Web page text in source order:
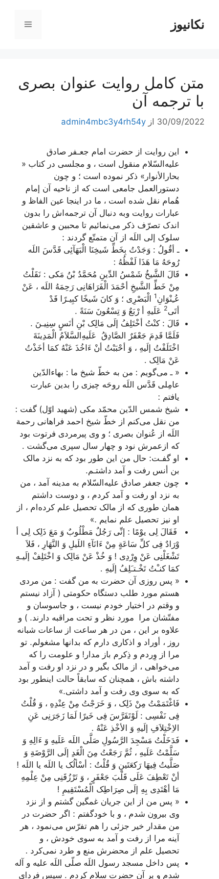
محتوانکانیوز فهرست
متن کامل روایت عنوان بصری
با ترجمه آن
30/09/2022 از admin4mbc3y4rh54y
این روایت از حضرت امام جعـفر صادق
علیه‌السّلام منقول است ، و مجلسی در کتاب «
بحارالأنوار» ذکر نموده است ؛ و چون
دستورالعمل جامعی است که از ناحیه‌ آن إمام
هُمام نقل شده است ، ما در اینجا عین الفاظ و
عبارات روایت وبه دنبال آن ترجمه‌اش را بدون
اندک تصرّف ذکر می‌نمائیم تا محبین و عاشقین
سلوک إلی اللَه از آن متمتّع گردند :
ـ أقُولُ : وَجَدْتُ بِخَطِّ شَیخِنَا الْبَهَآئِی قَدَّسَ اللَه
رُوحَهُ مَا هَذَا لَفْظُهُ :
قَالَ الشَّیخُ شَمْسُ الدِّینِ مُحَمَّدُ بْنُ مَکی : نَقَلْتُ
مِنْ خَطِّ الشَّیخِ أحْمَدَ الْفَرَاهَانِی رَحِمَهُ اللَه ، عَنْ
عُـِنْوَانِ1 الْبَصْرِی ؛ وَ کانَ شَیخًا کبِیـرًا قَدْ
أتَی2 عَلَیهِ أ رْبَعٌ وَ تِسْعُونَ سَنَةً .
قَالَ : کنْتُ أخْتَلِفُ إلَی مَالِک بْنِ أنَسٍ سِنِیـنَ .
فَلَمَّا قَدِمَ جَعْفَرٌ الصَّادِقُ عَلَیهِ‌السَّلاَمُ الْمَدِینَةَ
اخْتَلَفْتُ إلَیهِ ، وَ أحْبَبْتُ أنْ ءَ‌اخُذَ عَنْهُ کمَا أخَذْتُ
عَنْ مَالِک .
« ـ می‌گویم : من به خطّ شیخ ما : بهاء‌الدّین
عامِلی قَدَّس اللَه روحَه چیزی را بدین عبارت
یافتم :
شیخ شمس الدّین محمّد مکی (شهید اوّل) گفت :
من نقل می‌کنم از خطّ شیخ احمد فراهانی رحمة
اللَه از عُنوان بصری ؛ و وی پیرمردی فرتوت بود
که ازعمرش نود و چهار سال سپری می‌گشت .
او گفـت: حال من این طور بود که به نزد مالک
بن أنس رفت و آمد داشتـم.
چون جعفر صادق علیه‌السّلام به مدینه آمد ، من
به نزد او رفت و آمد کردم ، و دوست داشتم
همان طوری که از مالک تحصیل علم کرده‌ام ، از
او نیز تحصیل علم نمایم .»
فَقَالَ لِی یوْمًا : إنِّی رَجُلٌ مَطْلُوبٌ وَ مَعَ ذَلِک لِی أ
وْرَادٌ فِی کلِّ سَاعَةٍ مِنْ ءَ‌انَآءِ اللَیلِ وَ النَّهَارِ ، فَلاَ
تَشْغَلْنِی عَنْ وِرْدِی ! وَ خُذْ عَنْ مَالِک وَ اخْتَلِفْ إلَیـهِ
کمَا کنـْتُ تَخْـتـَلِفُ إلَیهِ .
« پس روزی آن حضرت به من گفت : من مردی
هستم مورد طلب دستگاه حکومتی ( آزاد نیستم
و وقتم در اختیار خودم نیست ، و جاسوسان و
مفتّشان مرا مورد نظر و تحت مراقبه دارند. ) و
علاوه بر این ، من در هر ساعت از ساعات شبانه
روز ، أوراد و اذکاری دارم که بدانها مشغولم. تو
مرا از وِردم و ذِکرم باز مدار! و علومت را که
می‌خواهی ، از مالک بگیر و در نزد او رفت و آمد
داشته باش ، همچنان که سابقاً حالت اینطور بود
که به سوی وی رفت و آمد داشتی.»
فَاغْتَمَمْتُ مِنْ ذَلِک ، وَ خَرَجْتُ مِنْ عِنْدِهِ ، وَ قُلْتُ
فِی نَفْسِی : لَوْتَفَرَّسَ فِی خَیرًا لَمَا زَجَرَنِی عَنِ
الاِخْتِلاَفِ إلَیهِ وَ الأخْذِ عَنْهُ .
فَدَخَلْتُ مَسْجِدَ الرَّسُولِ صَلَّی اللَه عَلَیهِ وَ ءَ‌الِهِ وَ
سَلَّمْتُ عَلَیهِ ، ثُمَّ رَجَعْتُ مِنَ الْغَدِ إلَی الرَّوْضَةِ وَ
صَلَّیتُ فِیهَا رَکعَتَینِ وَ قُلْتُ : أسْألُک یا اللَه یا اللَه !
أنْ تَعْطِفَ عَلَی قَلْبَ جَعْفَرٍ ، وَ تَرْزُقَنِی مِنْ عِلْمِهِ
مَا أهْتَدِی بِهِ إلَی صِرَاطِک الْمُسْتَقِیمِ !
« پس من از این جریان غمگین گشتم و از نزد
وی بیرون شدم ، و با خودگفتم : اگر حضرت در
من مقدار خیر جزئی را هم تفرّس می‌نمود ، هر
آینه مرا از رفت و آمد به سوی خودش ، و
تحصیل علم از محضرش منع و طرد نمی‌کرد .
پس داخل مسجد رسول اللَه صلّی اللَه علیه و آله
شدم و بر آن حضرت سلام کردم . سپس فردای